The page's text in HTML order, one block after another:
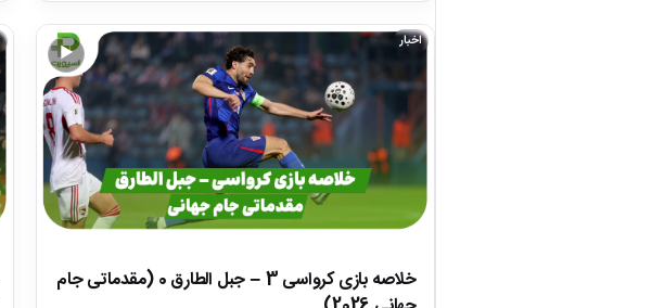
▶
اخبار
خلاصه بازی کرواسی 3 – جبل الطارق 0 (مقدماتی جام